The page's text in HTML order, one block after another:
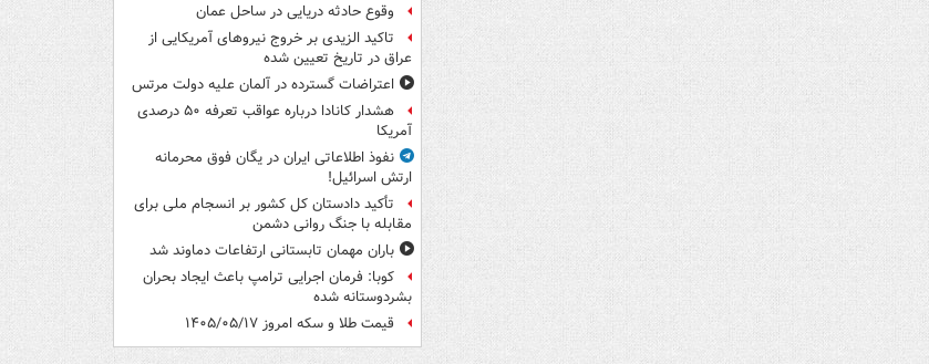
وقوع حادثه دریایی در ساحل عمان
تاکید الزیدی بر خروج نیروهای آمریکایی از
عراق در تاریخ تعیین شده
اعتراضات گسترده در آلمان علیه دولت مرتس
هشدار کانادا درباره عواقب تعرفه ۵۰ درصدی
آمریکا
نفوذ اطلاعاتی ایران در یگان فوق محرمانه
ارتش اسرائیل!
تأکید دادستان کل کشور بر انسجام ملی برای
مقابله با جنگ روانی دشمن
باران مهمان تابستانی ارتفاعات دماوند شد
کوبا: فرمان اجرایی ترامپ باعث ایجاد بحران
بشردوستانه شده
قیمت طلا و سکه امروز ۱۴۰۵/۰۵/۱۷